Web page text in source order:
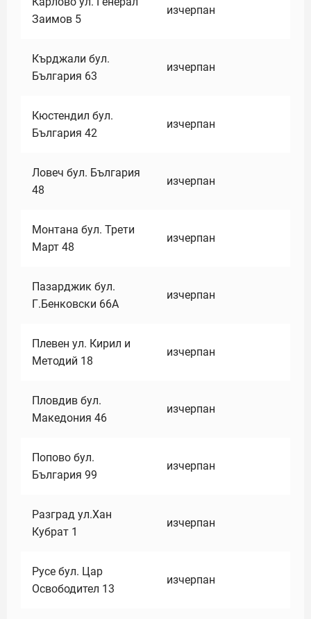
Заимов 5
изчерпан
Кърджали бул.
България 63
изчерпан
Кюстендил бул.
България 42
изчерпан
Ловеч бул. България
48
изчерпан
Монтана бул. Трети
Март 48
изчерпан
Пазарджик бул.
Г.Бенковски 66А
изчерпан
Плевен ул. Кирил и
Методий 18
изчерпан
Пловдив бул.
Македония 46
изчерпан
Попово бул.
България 99
изчерпан
Разград ул.Хан
Кубрат 1
изчерпан
Русе бул. Цар
Освободител 13
изчерпан